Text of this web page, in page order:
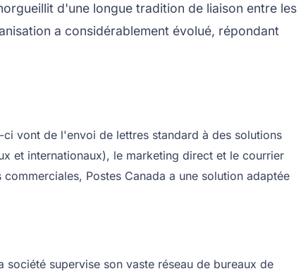
d'une longue tradition de liaison entre les
a considérablement évolué, répondant
vont de l'envoi de lettres standard à des solutions
et internationaux), le marketing direct et le courrier
Postes Canada a une solution adaptée
supervise son vaste réseau de bureaux de